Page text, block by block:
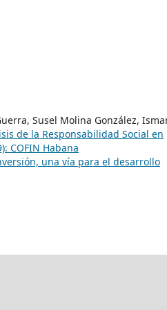
Susel Molina González,
de la Responsabilidad Social en
COFIN Habana
una vía para el desarrollo